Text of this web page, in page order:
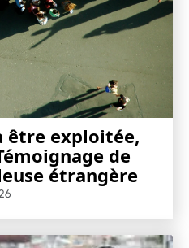
être exploitée,
de
étrangère